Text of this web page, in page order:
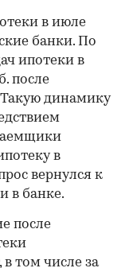
в июле
банки. По
ипотеки в
после
динамику
в
вернулся к
в банке.
после
том числе за